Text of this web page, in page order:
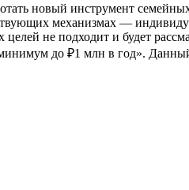
новый инструмент
механизмах —
не подходит и будет
до ₽1 млн в год».